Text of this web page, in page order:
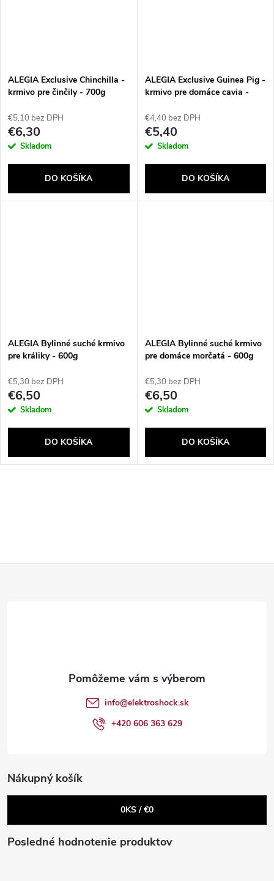
ALEGIA Exclusive Chinchilla -
krmivo pre činčily - 700g
€5,10 bez DPH
€6,30
Skladom
DO KOŠÍKA
ALEGIA Exclusive Guinea Pig -
krmivo pre domáce cavia -
€4,40 bez DPH
€5,40
Skladom
DO KOŠÍKA
ALEGIA Bylinné suché krmivo
pre králiky - 600g
€5,30 bez DPH
€6,50
Skladom
DO KOŠÍKA
ALEGIA Bylinné suché krmivo
pre domáce morčatá - 600g
€5,30 bez DPH
€6,50
Skladom
DO KOŠÍKA
v
k
y
v
info@elektroshock.sk
+420 606 363 629
Nákupný košík
0KS /€0
Posledné hodnotenie produktov